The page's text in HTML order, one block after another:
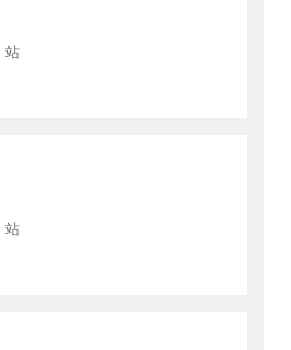
站
站